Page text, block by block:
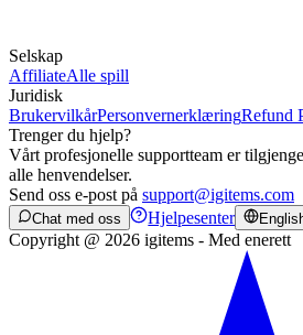
Selskap
AffiliateAlle spill
Juridisk
BrukervilkårPersonvernerklæringRefund
Trenger du hjelp?
Vårt profesjonelle supportteam er
alle henvendelser.
Send oss e-post på support@igitems.com
Chat med oss Hjelpesenter
Copyright @ 2026 igitems - Med enerett